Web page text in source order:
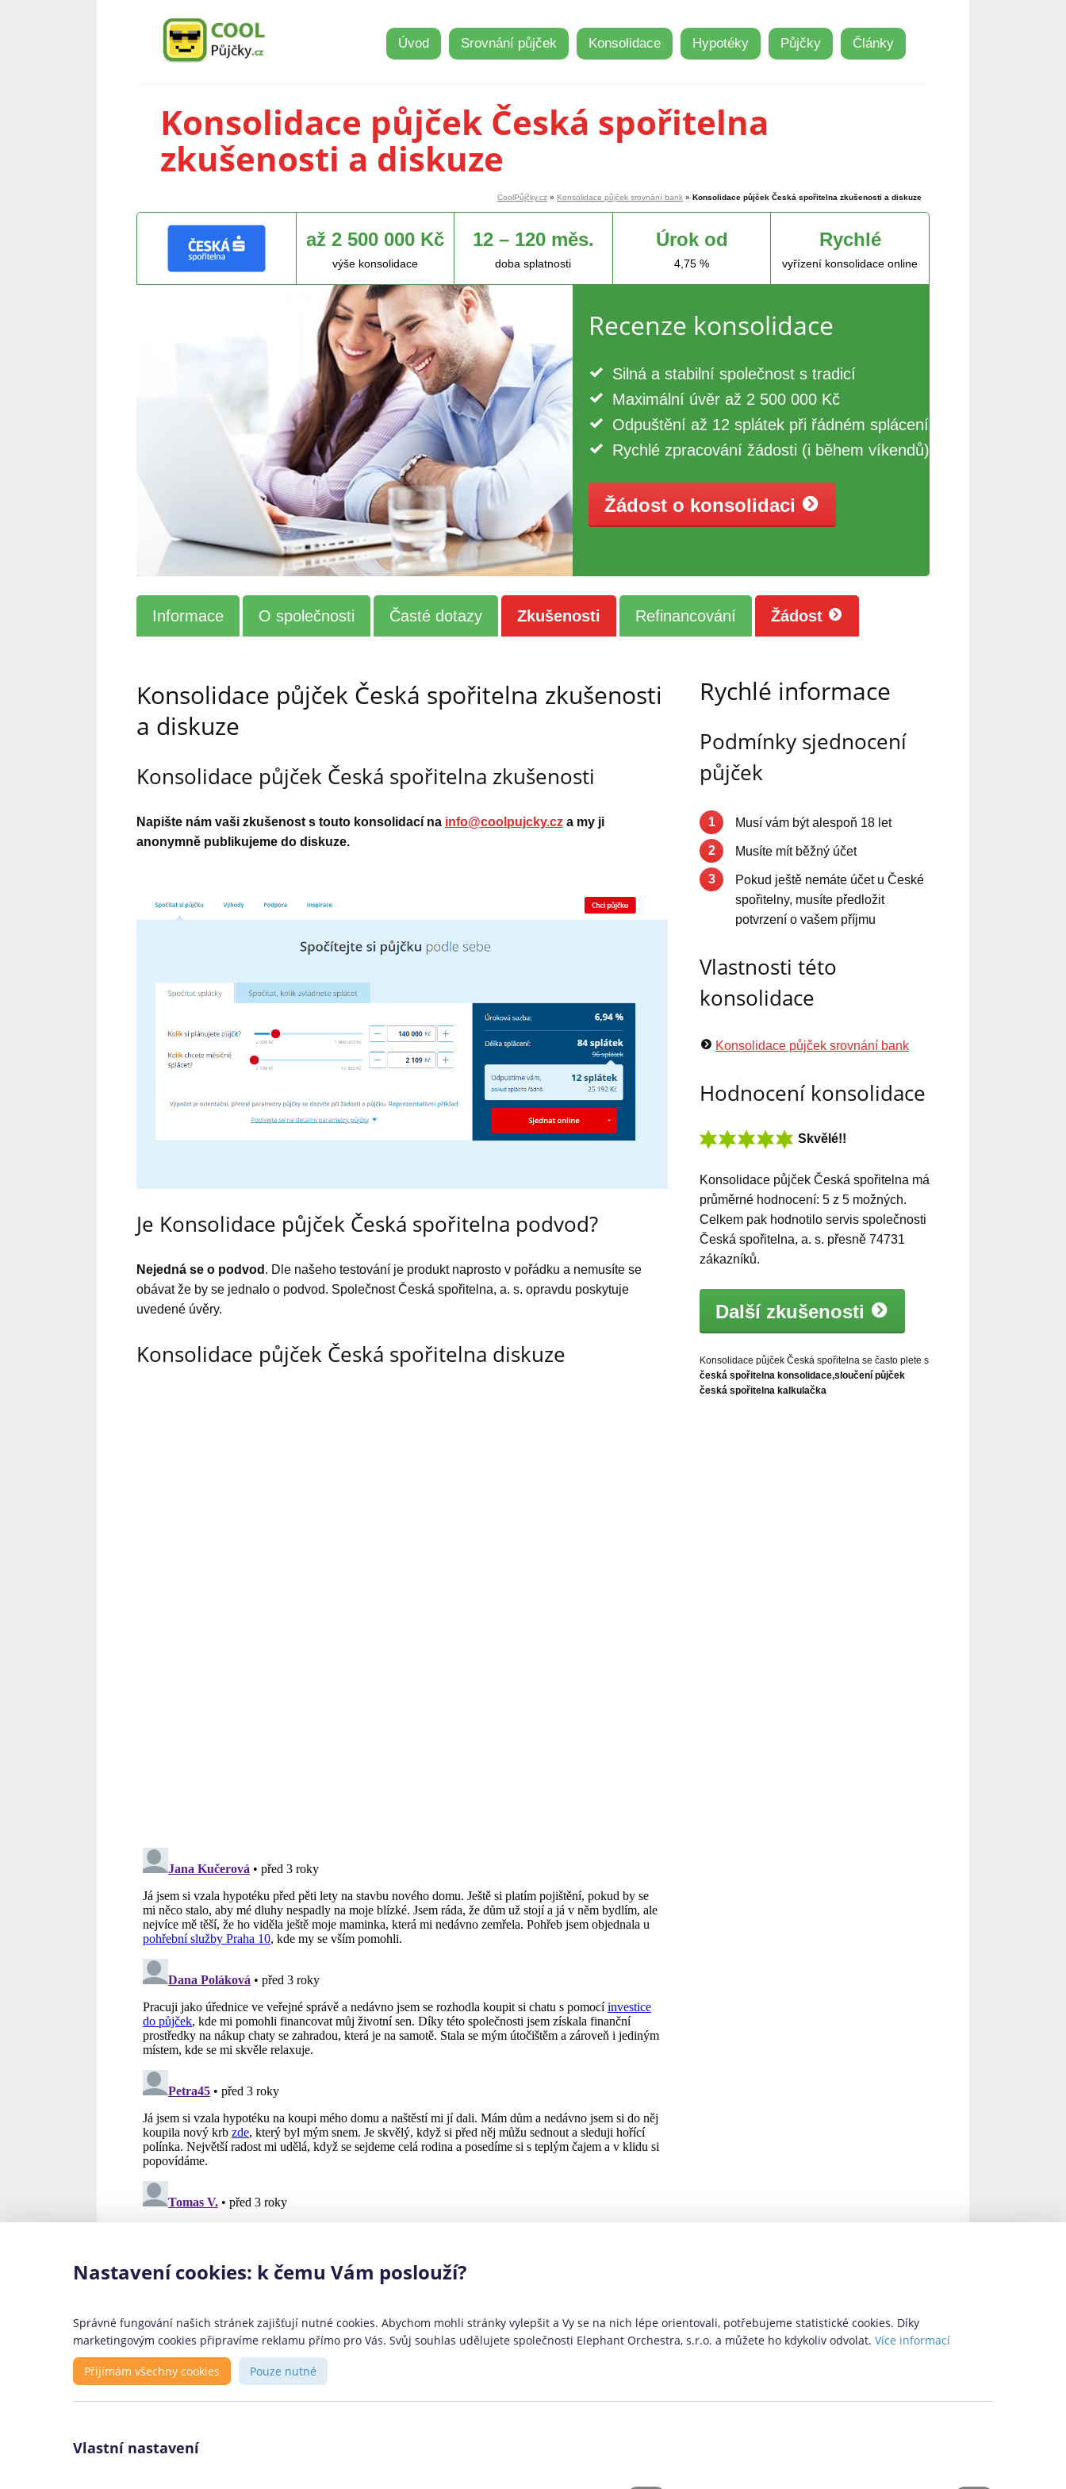
Úvod Srovnání půjček Konsolidace Hypotéky Půjčky Články
Konsolidace půjček Česká spořitelna
zkušenosti a diskuze
CoolPůjčky.cz » Konsolidace půjček srovnání bank » Konsolidace půjček Česká spořitelna zkušenosti a diskuze
až 2 500 000 Kč
výše konsolidace
12 – 120 měs.
doba splatnosti
Úrok od
4,75 %
Rychlé
vyřízení konsolidace online
Recenze konsolidace
Silná a stabilní společnost s tradicí
Maximální úvěr až 2 500 000 Kč
Odpuštění až 12 splátek při řádném splácení
Rychlé zpracování žádosti (i během víkendů)
Žádost o konsolidaci
Informace O společnosti Časté dotazy Zkušenosti Refinancování Žádost
Konsolidace půjček Česká spořitelna zkušenosti
a diskuze
Konsolidace půjček Česká spořitelna zkušenosti
Napište nám vaši zkušenost s touto konsolidací na info@coolpujcky.cz a my ji
anonymně publikujeme do diskuze.
Je Konsolidace půjček Česká spořitelna podvod?
Nejedná se o podvod . Dle našeho testování je produkt naprosto v pořádku a nemusíte se
obávat že by se jednalo o podvod. Společnost Česká spořitelna, a. s. opravdu poskytuje
uvedené úvěry.
Konsolidace půjček Česká spořitelna diskuze
Lidem, kteří chtějí ušetřit na splátkách
svých současných půjček
Lidem, kteří si chtějí všechny své půjčky
sloučit do jedné
je možné dostat další půjčku
Žadatelům, kteří chtějí sloučit úvěry ve
ze kterých by konsolidaci mohli splácet
Rychlé informace
Podmínky sjednocení
půjček
1 Musí vám být alespoň 18 let
2 Musíte mít běžný účet
3
Pokud ještě nemáte účet u České
spořitelny, musíte předložit
potvrzení o vašem příjmu
Vlastnosti této
konsolidace
Konsolidace půjček srovnání bank
Hodnocení konsolidace
Skvělé!!
Konsolidace půjček Česká spořitelna má
průměrné hodnocení: 5 z 5 možných.
Celkem pak hodnotilo servis společnosti
Česká spořitelna, a. s. přesně 74731
zákazníků.
Další zkušenosti
Konsolidace půjček Česká spořitelna se často plete s
česká spořitelna konsolidace,sloučení půjček
česká spořitelna kalkulačka
Nastavení cookies: k čemu Vám poslouží?
Správné fungování našich stránek zajišťují nutné cookies. Abychom mohli stránky vylepšit a Vy se na nich lépe orientovali, potřebujeme statistické cookies. Díky
marketingovým cookies připravíme reklamu přímo pro Vás. Svůj souhlas udělujete společnosti Elephant Orchestra, s.r.o. a můžete ho kdykoliv odvolat. Více informací
Přijímám všechny cookies Pouze nutné
Vlastní nastavení